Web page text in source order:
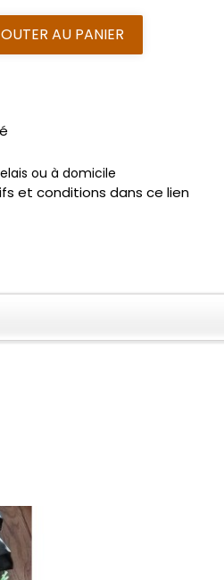
AU PANIER
ou à domicile
et conditions dans ce lien